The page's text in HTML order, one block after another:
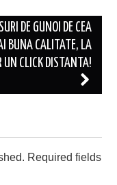
DE GUNOI DE CEA
BUNA CALITATE, LA
UN CLICK DISTANTA!
Required fields